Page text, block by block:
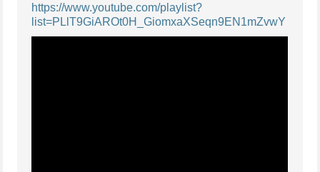
https://www.youtube.com/playlist?
list=PLlT9GiAROt0H_GiomxaXSeqn9EN1mZvwY